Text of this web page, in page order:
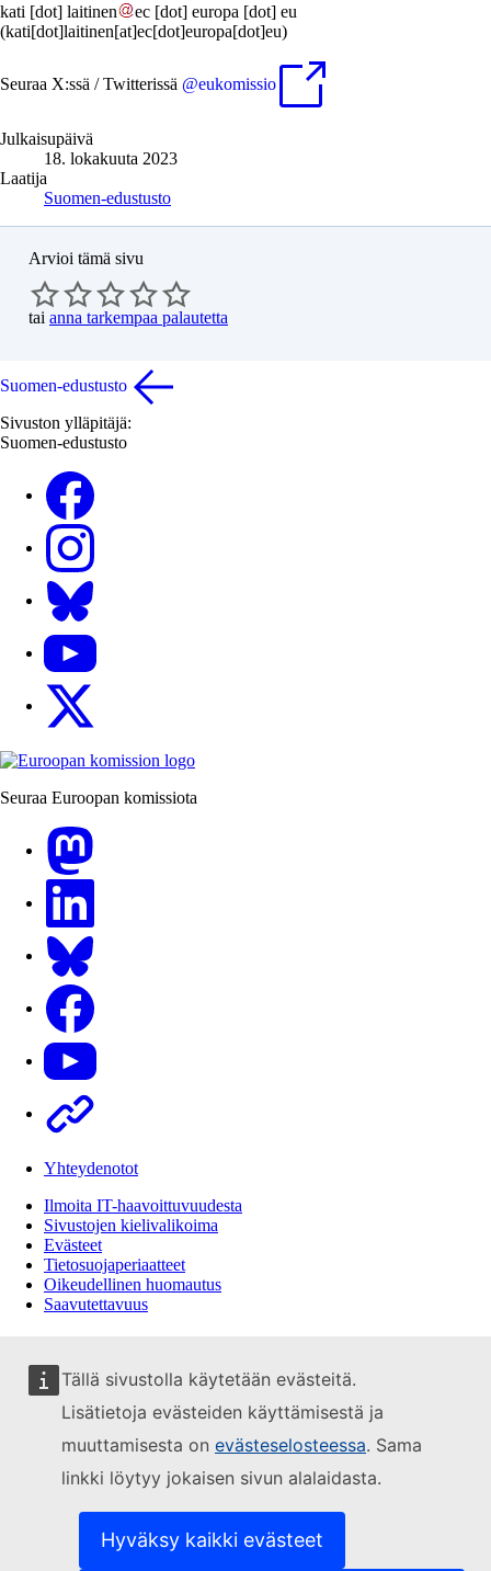
Tällä sivustolla käytetään evästeitä.
Lisätietoja evästeiden käyttämisestä ja
muuttamisesta on evästeselosteessa. Sama
linkki löytyy jokaisen sivun alalaidasta.
Hyväksy kaikki evästeet
kati [dot] laitinen ec [dot] europa [dot] eu
(kati[dot]laitinen[at]ec[dot]europa[dot]eu)
Seuraa X:ssä / Twitterissä @eukomissio
Julkaisupäivä
18. lokakuuta 2023
Laatija
Suomen-edustusto
Arvioi tämä sivu
tai anna tarkempaa palautetta
Suomen-edustusto
Sivuston ylläpitäjä:
Suomen-edustusto
Seuraa Euroopan komissiota
Yhteydenotot
Ilmoita IT-haavoittuvuudesta
Sivustojen kielivalikoima
Evästeet
Tietosuojaperiaatteet
Oikeudellinen huomautus
Saavutettavuus